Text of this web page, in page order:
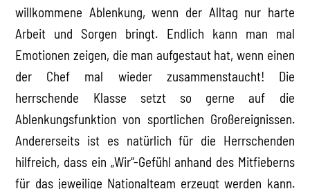
willkommene Ablenkung, wenn der Alltag nur harte
Arbeit und Sorgen bringt. Endlich kann man mal
Emotionen zeigen, die man aufgestaut hat, wenn einen
der Chef mal wieder zusammenstaucht! Die
herrschende Klasse setzt so gerne auf die
Ablenkungsfunktion von sportlichen Großereignissen.
Andererseits ist es natürlich für die Herrschenden
hilfreich, dass ein „Wir“-Gefühl anhand des Mitfieberns
für das jeweilige Nationalteam erzeugt werden kann.